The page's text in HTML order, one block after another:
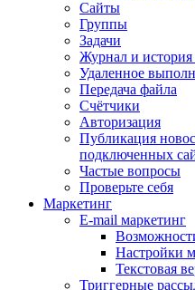
Сайты
Группы
Задачи
Журнал и история
Удаленное
Передача файла
Счётчики
Авторизация
Публикация
подключенных
Частые вопросы
Проверьте себя
Маркетинг
E-mail маркетинг
Настройки
Текстовая
Триггерные